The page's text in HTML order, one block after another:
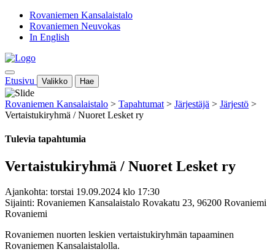
Rovaniemen Kansalaistalo
Rovaniemen Neuvokas
In English
Etusivu Valikko Hae
Rovaniemen Kansalaistalo > Tapahtumat > Järjestäjä > Järjestö >
Vertaistukiryhmä / Nuoret Lesket ry
Tulevia tapahtumia
Vertaistukiryhmä / Nuoret Lesket ry
Ajankohta: torstai 19.09.2024 klo 17:30
Sijainti: Rovaniemen Kansalaistalo Rovakatu 23, 96200 Rovaniemi
Rovaniemi
Rovaniemen nuorten leskien vertaistukiryhmän tapaaminen
Rovaniemen Kansalaistalolla.